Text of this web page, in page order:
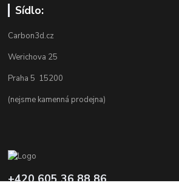
Sídlo:
Carbon3d.cz
Werichova 25
Praha 5 15200
(nejsme kamenná prodejna)
+420 605 36 88 86